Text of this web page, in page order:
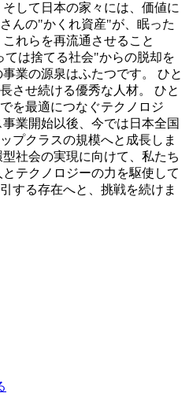
そして日本の家々には、価値に
んの"かくれ資産"が、眠った
これらを再流通させること
ては捨てる社会"からの脱却を
業の源泉はふたつです。
ひと
させ続ける優秀な人材。
ひと
を最適につなぐテクノロジ
業開始以後、今では日本全国
プクラスの規模へと成長しま
社会の実現に向けて、私たち
とテクノロジーの力を駆使して
する存在へと、挑戦を続けま